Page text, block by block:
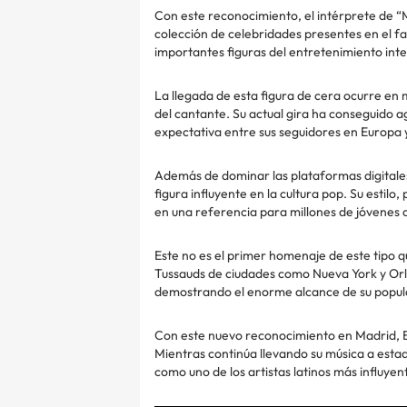
Con este reconocimiento, el intérprete de
colección de celebridades presentes en el
importantes figuras del entretenimiento
La llegada de esta figura de cera ocurre en
del cantante. Su actual gira ha conseguido
expectativa entre sus seguidores en
Además de dominar las plataformas
figura influyente en la cultura pop. Su
en una referencia para millones de jóvenes
Este no es el primer homenaje de este tipo
Tussauds de ciudades como Nueva York y
demostrando el enorme alcance de su
Con este nuevo reconocimiento en Madrid,
Mientras continúa llevando su música a
como uno de los artistas latinos más